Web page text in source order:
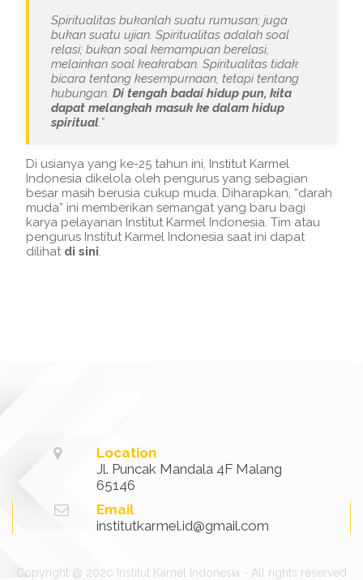
Spiritualitas bukanlah suatu rumusan; juga
bukan suatu ujian. Spiritualitas adalah soal
relasi; bukan soal kemampuan berelasi,
melainkan soal keakraban. Spiritualitas tidak
bicara tentang kesempurnaan, tetapi tentang
hubungan.Di tengah badai hidup pun, kita
dapat melangkah masuk ke dalam hidup
spiritual.”
Di usianya yang ke-25 tahun ini, Institut Karmel
Indonesia dikelola oleh pengurus yang sebagian
besar masih berusia cukup muda. Diharapkan, “darah
muda” ini memberikan semangat yang baru bagi
karya pelayanan Institut Karmel Indonesia. Tim atau
pengurus Institut Karmel Indonesia saat ini dapat
dilihat di sini.
Location
Jl. Puncak Mandala 4F Malang
65146
Email
institutkarmel.id@gmail.com
Copyright @ 2020 Institut Kamel Indonesia - All rights reserved